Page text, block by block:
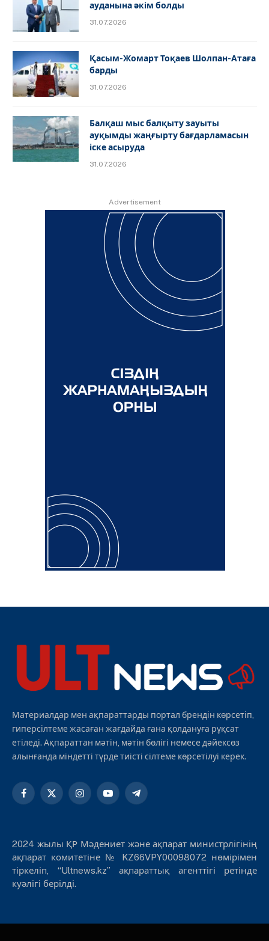
ауданына әкім болды
31.07.2026
Қасым-Жомарт Тоқаев Шолпан-Атаға
барды
31.07.2026
Балқаш мыс балқыту зауыты
ауқымды жаңғырту бағдарламасын
іске асыруда
31.07.2026
Advertisement
Материалдар мен ақпараттарды портал брендін көрсетіп,
гиперсілтеме жасаған жағдайда ғана қолдануға рұқсат
етіледі. Ақпараттан мәтін, мәтін бөлігі немесе дәйексөз
алынғанда міндетті түрде тиісті сілтеме көрсетілуі керек.
Facebook
X
InstagramYouTubeTelegram
2024 жылы ҚР Мәдениет және ақпарат министрлігінің
ақпарат комитетіне № KZ66VPY00098072 нөмірімен
тіркеліп, “Ultnews.kz” ақпараттық агенттігі ретінде
куәлігі берілді.